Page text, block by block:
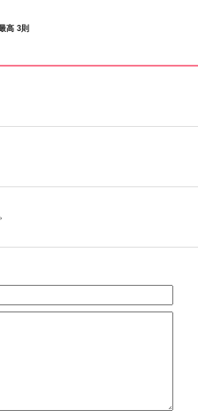
高 3則